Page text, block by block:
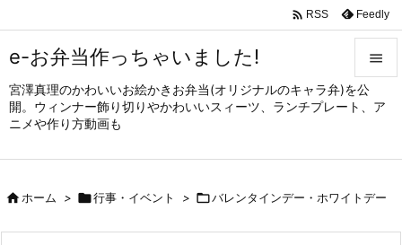
e-お弁当作っちゃいました!
宮澤真理のかわいいお絵かきお弁当(オリジナルのキャラ弁)を公
開。ウィンナー飾り切りやかわいいスィーツ、ランチプレート、ア
ニメや作り方動画も


メニュ
サイド

前へ

 RSS Feedly
ホーム > 行事・イベント > バレンタインデー・ホワイトデー